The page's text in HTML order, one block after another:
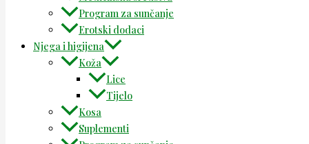
Program za sunčanje
Erotski dodaci
Njega i higijena
Koža
Lice
Tijelo
Kosa
Suplementi